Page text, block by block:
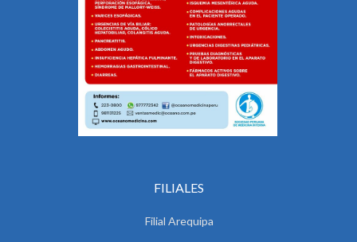
FILIALES
Filial Arequipa